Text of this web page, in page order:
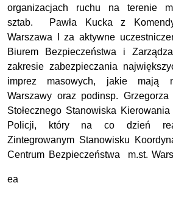
organizacjach ruchu na terenie
sztab. Pawła Kucka z
Warszawa I za aktywne
Biurem Bezpieczeństwa i
zakresie zabezpieczania
imprez masowych, jakie mają
Warszawy oraz podinsp.
Stołecznego Stanowiska
Policji, który na co dzień
Zintegrowanym Stanowisku
Centrum Bezpieczeństwa m.st.
ea